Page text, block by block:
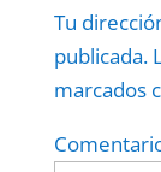
Tu
publicada.
marcados